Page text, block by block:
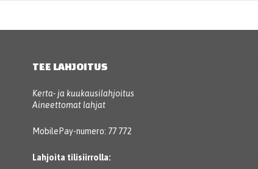
TEE LAHJOITUS
Kerta- ja kuukausilahjoitus
Aineettomat lahjat
MobilePay-numero: 77 772
Lahjoita tilisiirrolla: